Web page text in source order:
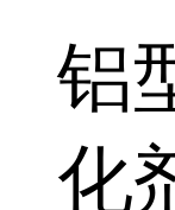
铝
化